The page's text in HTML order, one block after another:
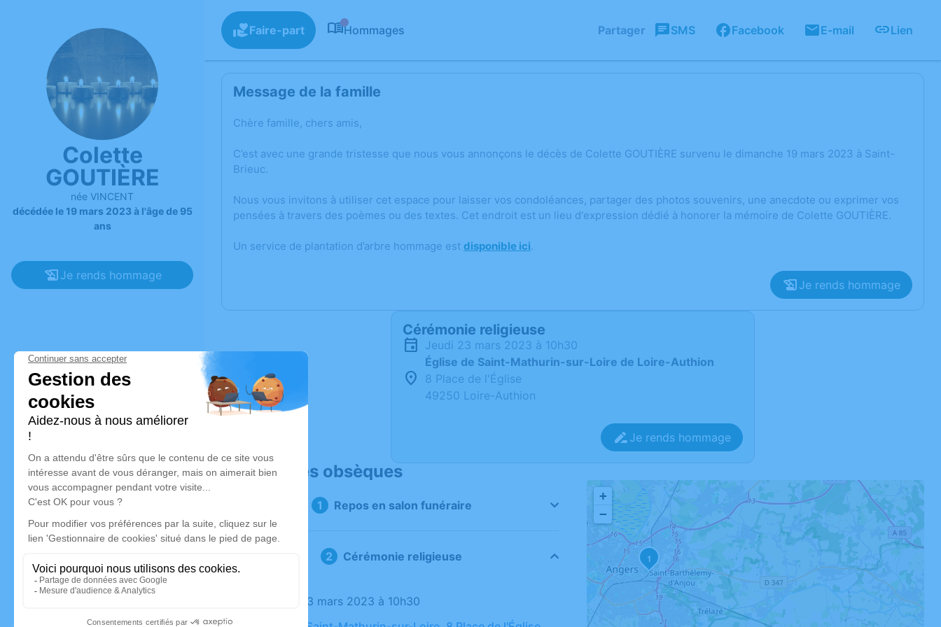
Colette
GOUTIÈRE
née VINCENT
décédée le 19 mars 2023 à l'âge de 95
ans
Je rends hommage
Faire-part Hommages Partager SMS Facebook E-mail Lien
Message de la famille
Chère famille, chers amis,
C’est avec une grande tristesse que nous vous annonçons le décès de Colette GOUTIÈRE survenu le dimanche 19 mars 2023 à Saint-
Brieuc.
Nous vous invitons à utiliser cet espace pour laisser vos condoléances, partager des photos souvenirs, une anecdote ou exprimer vos
pensées à travers des poèmes ou des textes. Cet endroit est un lieu d'expression dédié à honorer la mémoire de Colette GOUTIÈRE.
Un service de plantation d’arbre hommage est disponible ici.
Je rends hommage
Cérémonie religieuse
jeudi 23 mars 2023 à 10h30
Église de Saint-Mathurin-sur-Loire de Loire-Authion
8 Place de l'Église
49250 Loire-Authion
Je rends hommage
Déroulé des obsèques
Repos en salon funéraire
Cérémonie religieuse
Le jeudi 23 mars 2023 à 10h30
1
+
−